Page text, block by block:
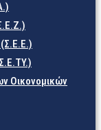
(Σ.Ε.Ε.)
Οικονομικών